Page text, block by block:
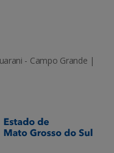
- Campo Grande |